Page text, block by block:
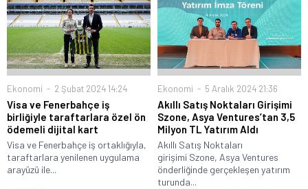
Ekonomi 2 Şubat 2024 14:24
Visa ve Fenerbahçe iş
birliğiyle taraftarlara özel ön
ödemeli dijital kart
Visa ve Fenerbahçe iş ortaklığıyla,
taraftarlara yenilenen uygulama
arayüzü ile...
Ekonomi 5 Aralık 2024 21:36
Akıllı Satış Noktaları Girişimi
Szone, Asya Ventures’tan 3,5
Milyon TL Yatırım Aldı
Akıllı Satış Noktaları
girişimi Szone, Asya Ventures
önderliğinde gerçekleşen yatırım
turunda...